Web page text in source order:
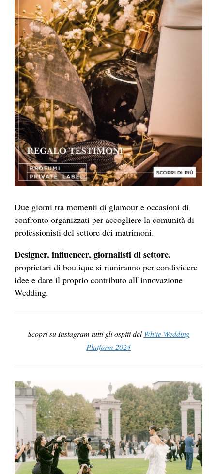
Due giorni tra momenti di glamour e occasioni di
confronto organizzati per accogliere la comunità di
professionisti del settore dei matrimoni.
Designer, influencer, giornalisti di settore,
proprietari di boutique si riuniranno per condividere
idee e dare il proprio contributo all’innovazione
Wedding.
Scopri su Instagram tutti gli ospiti delWhite Wedding
Platform 2024